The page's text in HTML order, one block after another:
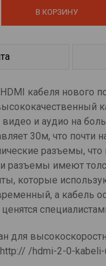
В КОРЗИНУ
кабеля нового
и аудио на
30м, что почти
разъемы, что
разъемы имеют
которые
а кабель
/hdmi-2-0-